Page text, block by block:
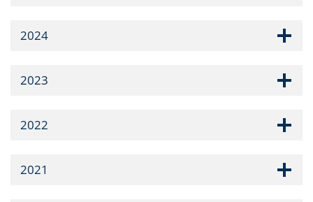
2024
2023
2022
2021